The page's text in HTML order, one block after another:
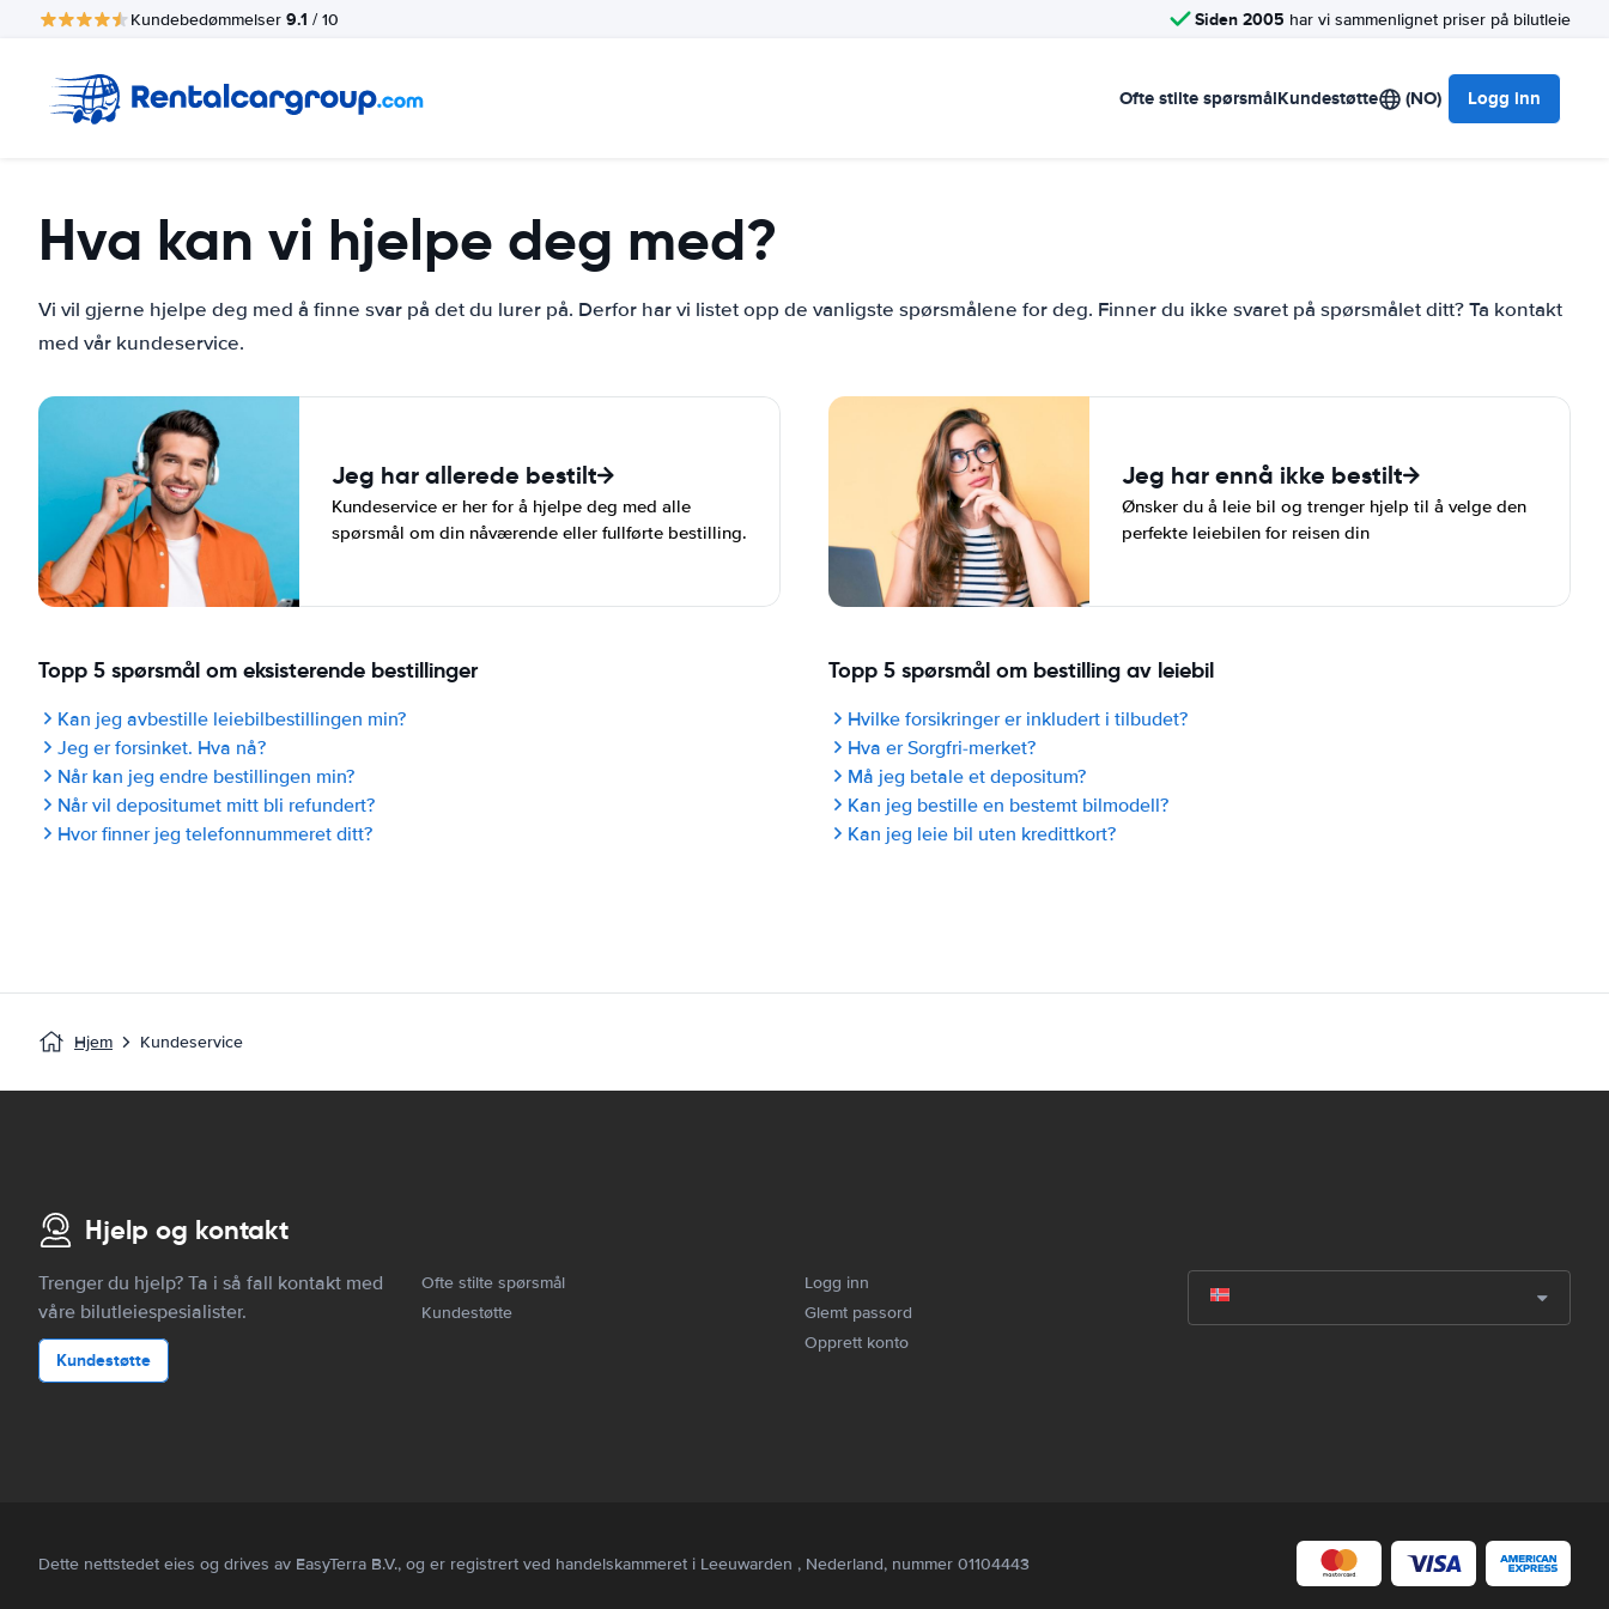
Kundebedømmelser 9.1 / 10 Siden 2005 har vi sammenlignet priser på bilutleie
Ofte stilte spørsmålKundestøtte (NO) Logg inn
Hva kan vi hjelpe deg med?
Vi vil gjerne hjelpe deg med å finne svar på det du lurer på. Derfor har vi listet opp de vanligste spørsmålene for deg. Finner du ikke svaret på spørsmålet ditt? Ta kontakt
med vår kundeservice.
Jeg har allerede bestilt
Kundeservice er her for å hjelpe deg med alle
spørsmål om din nåværende eller fullførte bestilling.
Jeg har ennå ikke bestilt
Ønsker du å leie bil og trenger hjelp til å velge den
perfekte leiebilen for reisen din
Topp 5 spørsmål om eksisterende bestillinger
Kan jeg avbestille leiebilbestillingen min?
Jeg er forsinket. Hva nå?
Når kan jeg endre bestillingen min?
Når vil depositumet mitt bli refundert?
Hvor finner jeg telefonnummeret ditt?
Topp 5 spørsmål om bestilling av leiebil
Hvilke forsikringer er inkludert i tilbudet?
Hva er Sorgfri-merket?
Må jeg betale et depositum?
Kan jeg bestille en bestemt bilmodell?
Kan jeg leie bil uten kredittkort?
Hjem Kundeservice
Hjelp og kontakt
Trenger du hjelp? Ta i så fall kontakt med
våre bilutleiespesialister.
Kundestøtte
Ofte stilte spørsmål
Kundestøtte
Logg inn
Glemt passord
Opprett konto
Dette nettstedet eies og drives av EasyTerra B.V., og er registrert ved handelskammeret i Leeuwarden , Nederland, nummer 01104443